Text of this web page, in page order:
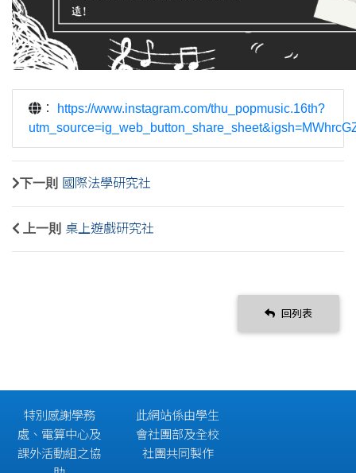
：
https://www.instagram.com/thu_popmusic.16th?
下一則 國際法學研究社
上一則 桌上遊戲研究社
回列表
特別感謝學務
處、電算中心及
課外活動組之協
此網站係由學生
會社團部及全校
社團共同製作